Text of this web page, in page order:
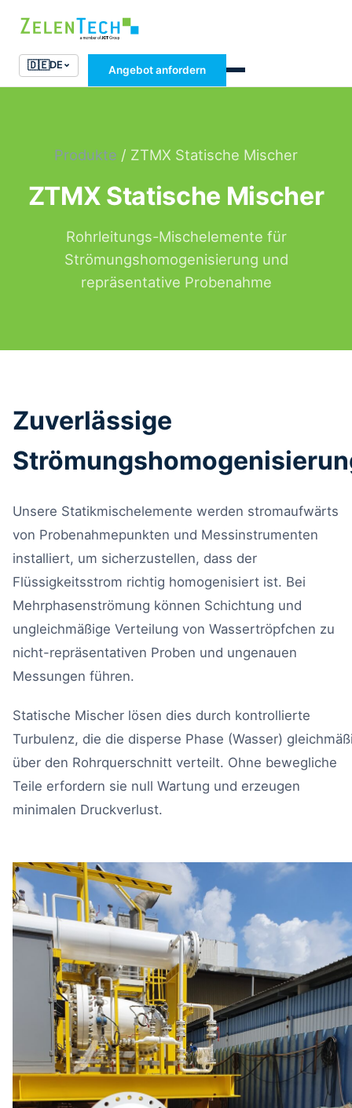
🇩🇪DE Angebot anfordern
Produkte / ZTMX Statische Mischer
ZTMX Statische Mischer
Rohrleitungs-Mischelemente für
Strömungshomogenisierung und
repräsentative Probenahme
Zuverlässige
Unsere Statikmischelemente werden stromaufwärts
von Probenahmepunkten und Messinstrumenten
installiert, um sicherzustellen, dass der
Flüssigkeitsstrom richtig homogenisiert ist. Bei
Mehrphasenströmung können Schichtung und
ungleichmäßige Verteilung von Wassertröpfchen zu
nicht-repräsentativen Proben und ungenauen
Messungen führen.
Statische Mischer lösen dies durch kontrollierte
Turbulenz, die die disperse Phase (Wasser)
über den Rohrquerschnitt verteilt. Ohne bewegliche
Teile erfordern sie null Wartung und erzeugen
minimalen Druckverlust.